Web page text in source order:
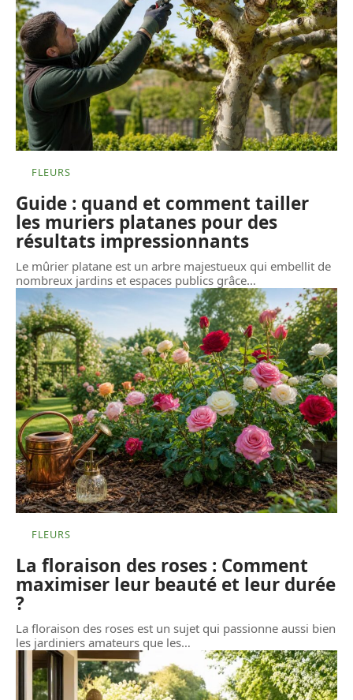
FLEURS
Guide : quand et comment tailler
les muriers platanes pour des
résultats impressionnants
Le mûrier platane est un arbre majestueux qui embellit de
nombreux jardins et espaces publics grâce…
FLEURS
La floraison des roses : Comment
maximiser leur beauté et leur durée
?
La floraison des roses est un sujet qui passionne aussi bien
les jardiniers amateurs que les…